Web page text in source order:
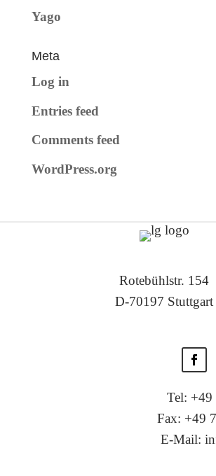
Yago
Meta
Log in
Entries feed
Comments feed
WordPress.org
Rotebühlstr. 154
D-70197 Stuttgart
Tel: +49
Fax: +49
E-Mail: